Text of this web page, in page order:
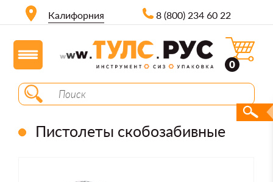
Калифорния 8 (800) 234 60 22
0
Пистолеты скобозабивные